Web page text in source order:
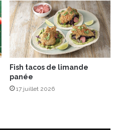
Fish tacos de limande
panée
17 juillet 2026